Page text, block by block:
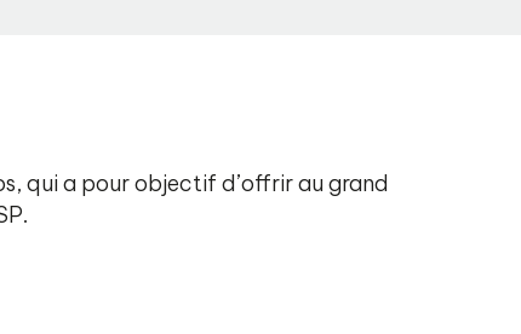
qui a pour objectif d’offrir au grand